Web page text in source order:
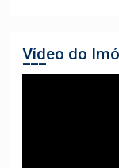
Vídeo do